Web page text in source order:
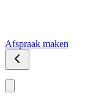
Afspraak maken